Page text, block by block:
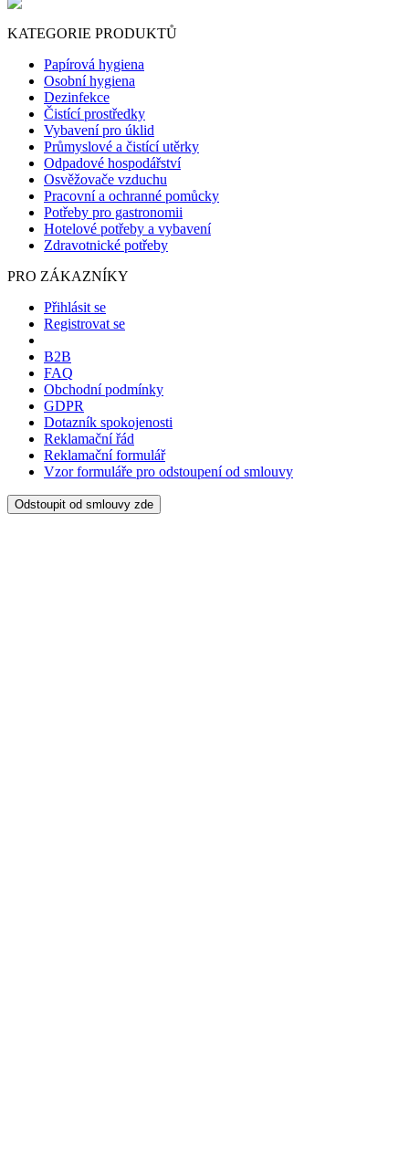
KATEGORIE PRODUKTŮ
Papírová hygiena
Osobní hygiena
Dezinfekce
Čistící prostředky
Vybavení pro úklid
Průmyslové a čistící utěrky
Odpadové hospodářství
Osvěžovače vzduchu
Pracovní a ochranné pomůcky
Potřeby pro gastronomii
Hotelové potřeby a vybavení
Zdravotnické potřeby
PRO ZÁKAZNÍKY
Přihlásit se
Registrovat se
B2B
FAQ
Obchodní podmínky
GDPR
Dotazník spokojenosti
Reklamační řád
Reklamační formulář
Vzor formuláře pro odstoupení od smlouvy
Odstoupit od smlouvy zde